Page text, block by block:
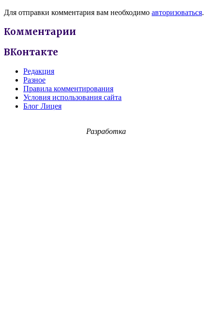
Для отправки комментария вам необходимо авторизоваться.
Комментарии
ВКонтакте
Редакция
Разное
Правила комментирования
Условия использования сайта
Блог Лицея
Разработка